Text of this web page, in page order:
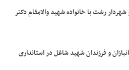
رشت با خانواده شهید والامقام دکتر
و فرزندان شهید شاغل در استانداری